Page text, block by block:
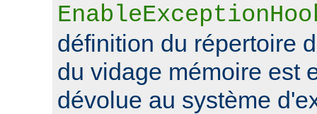
définition du répertoire
du vidage mémoire est
dévolue au système